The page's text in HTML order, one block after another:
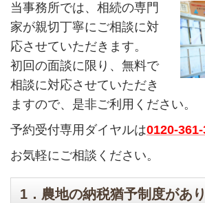
当事務所では、相続の専門
家が親切丁寧にご相談に対
応させていただきます。
初回の面談に限り、無料で
相談に対応させていただき
ますので、是非ご利用ください。
予約受付専用ダイヤルは0120-
お気軽にご相談ください。
1．農地の納税猶予制度があ